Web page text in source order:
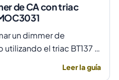
de CA con triac
un dimmer de
el triac BT137 y
Leer la guía